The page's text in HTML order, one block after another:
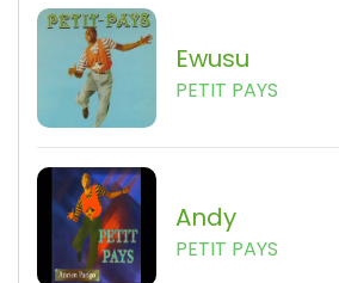
Ewusu
PETIT PAYS
Andy
PETIT PAYS